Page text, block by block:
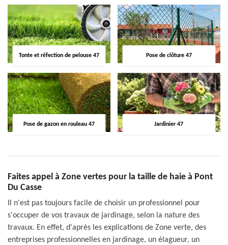
Tonte et réfection de pelouse 47 Pose de clôture 47
Pose de gazon en rouleau 47 Jardinier 47
Faites appel à Zone vertes pour la taille de haie à Pont
Du Casse
Il n'est pas toujours facile de choisir un professionnel pour
s'occuper de vos travaux de jardinage, selon la nature des
travaux. En effet, d'après les explications de Zone verte, des
entreprises professionnelles en jardinage, un élagueur, un